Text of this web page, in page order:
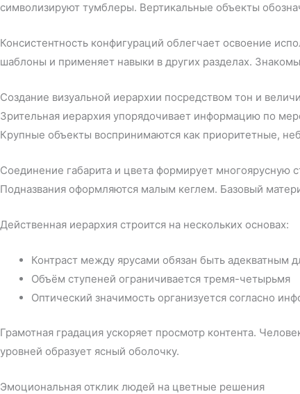
символизируют тумблеры. Вертикальные объекты
Консистентность конфигураций облегчает освоение
шаблоны и применяет навыки в других разделах.
Создание визуальной иерархии посредством тон и
Зрительная иерархия упорядочивает информацию по
Крупные объекты воспринимаются как приоритетные,
Соединение габарита и цвета формирует многоярусную
Подназвания оформляются малым кеглем. Базовый
Действенная иерархия строится на нескольких основах:
Контраст между ярусами обязан быть адекватным
Объём ступеней ограничивается тремя-четырьмя
Оптический значимость организуется согласно
Грамотная градация ускоряет просмотр контента.
уровней образует ясный оболочку.
Эмоциональная отклик людей на цветные решения